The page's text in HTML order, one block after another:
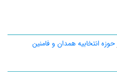
حوزه انتخابیه همدان و فامنین